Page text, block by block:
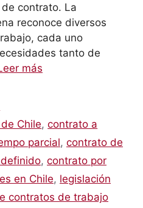
contrato. La
reconoce diversos
cada uno
tanto de
más
Chile,contrato a
parcial, contrato de
, contrato por
en Chile, legislación
contratos de trabajo